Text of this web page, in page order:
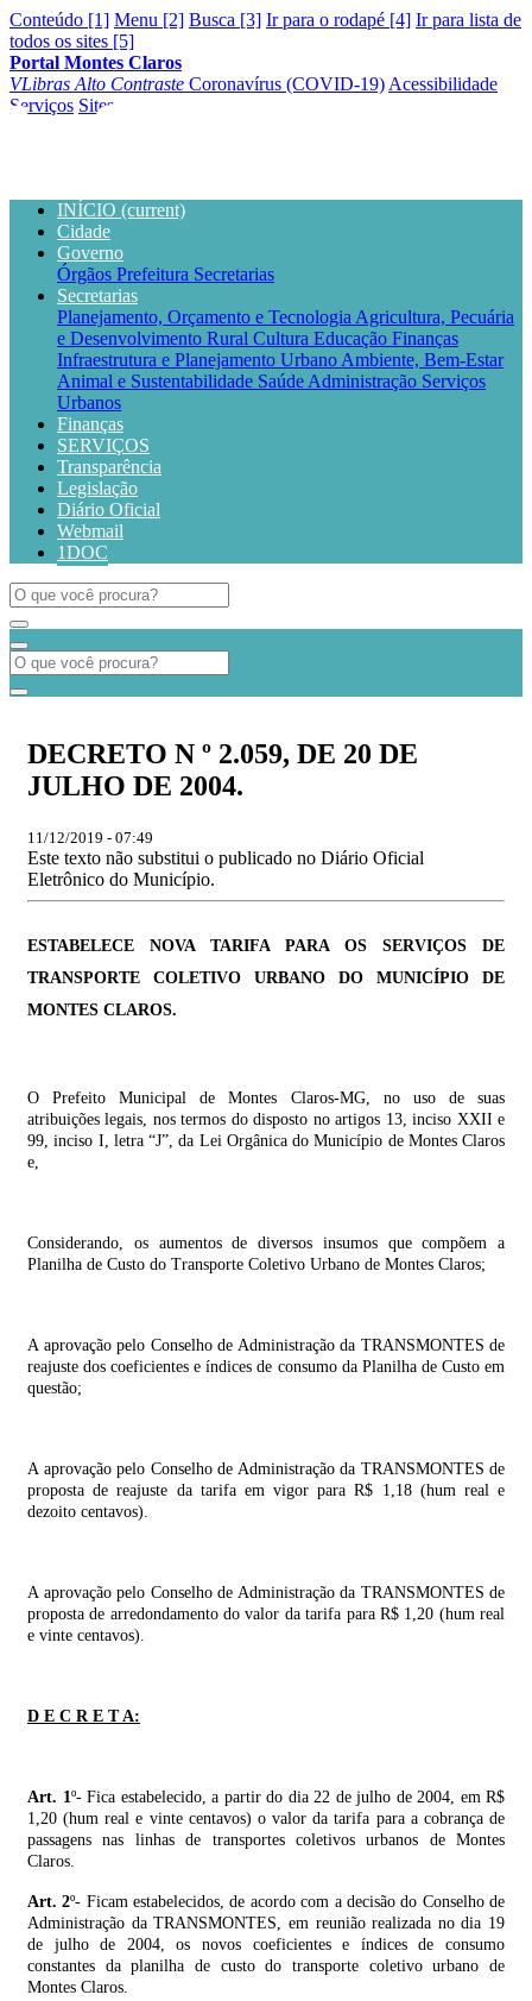
Conteúdo [1] Menu [2] Busca [3] Ir para o rodapé [4] Ir para lista de
todos os sites [5]
Portal Montes Claros
VLibras Alto Contraste Coronavírus (COVID-19) Acessibilidade
Serviços Sites
INÍCIO (current)
Cidade
Governo
Órgãos Prefeitura Secretarias
Secretarias
Planejamento, Orçamento e Tecnologia Agricultura, Pecuária
e Desenvolvimento Rural Cultura Educação Finanças
Infraestrutura e Planejamento Urbano Ambiente, Bem-Estar
Animal e Sustentabilidade Saúde Administração Serviços
Urbanos
Finanças
SERVIÇOS
Transparência
Legislação
Diário Oficial
Webmail
1DOC
DECRETO N º 2.059, DE 20 DE
JULHO DE 2004.
11/12/2019 - 07:49
Este texto não substitui o publicado no Diário Oficial
Eletrônico do Município.
ESTABELECE NOVA TARIFA PARA OS SERVIÇOS DE
TRANSPORTE COLETIVO URBANO DO MUNICÍPIO DE
MONTES CLAROS.
O Prefeito Municipal de Montes Claros-MG, no uso de suas
atribuições legais, nos termos do disposto no artigos 13, inciso XXII e
99, inciso I, letra “J”, da Lei Orgânica do Município de Montes Claros
e,
Considerando, os aumentos de diversos insumos que compõem a
Planilha de Custo do Transporte Coletivo Urbano de Montes Claros;
A aprovação pelo Conselho de Administração da TRANSMONTES de
reajuste dos coeficientes e índices de consumo da Planilha de Custo em
questão;
A aprovação pelo Conselho de Administração da TRANSMONTES de
proposta de reajuste da tarifa em vigor para R$ 1,18 (hum real e
dezoito centavos).
A aprovação pelo Conselho de Administração da TRANSMONTES de
proposta de arredondamento do valor da tarifa para R$ 1,20 (hum real
e vinte centavos).
D E C R E T A:
Art. 1º- Fica estabelecido, a partir do dia 22 de julho de 2004, em R$
1,20 (hum real e vinte centavos) o valor da tarifa para a cobrança de
passagens nas linhas de transportes coletivos urbanos de Montes
Claros.
Art. 2º- Ficam estabelecidos, de acordo com a decisão do Conselho de
Administração da TRANSMONTES, em reunião realizada no dia 19
de julho de 2004, os novos coeficientes e índices de consumo
constantes da planilha de custo do transporte coletivo urbano de
Montes Claros.